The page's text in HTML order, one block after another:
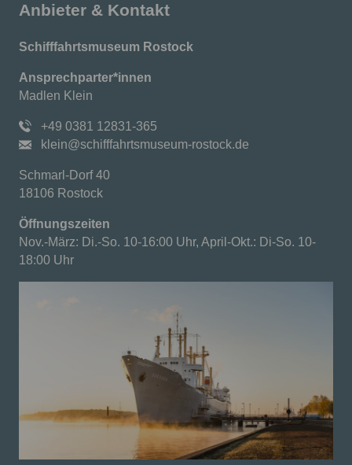
Anbieter & Kontakt
Schifffahrtsmuseum Rostock
Ansprechparter*innen
Madlen Klein
+49 0381 12831-365
klein@schifffahrtsmuseum-rostock.de
Schmarl-Dorf 40
18106 Rostock
Öffnungszeiten
Nov.-März: Di.-So. 10-16:00 Uhr, April-Okt.: Di-So. 10-
18:00 Uhr